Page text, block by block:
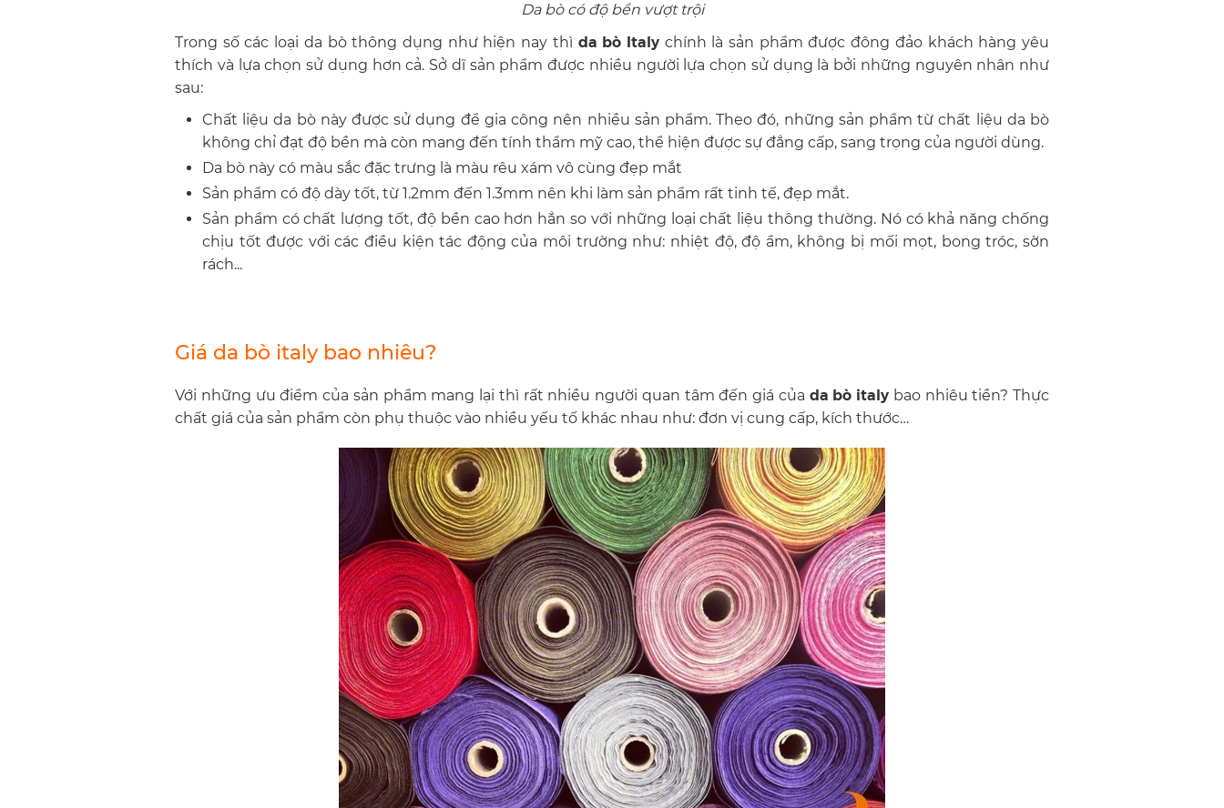
Da bò có độ bền vượt trội
Trong số các loại da bò thông dụng như hiện nay thì da bò Italychính là sản phẩm được đông đảo khách hàng yêu
thích và lựa chọn sử dụng hơn cả. Sở dĩ sản phẩm được nhiều người lựa chọn sử dụng là bởi những nguyên nhân như
sau:
Chất liệu da bò này được sử dụng để gia công nên nhiều sản phẩm. Theo đó, những sản phẩm từ chất liệu da bò
không chỉ đạt độ bền mà còn mang đến tính thẩm mỹ cao, thể hiện được sự đẳng cấp, sang trọng của người dùng.
Da bò này có màu sắc đặc trưng là màu rêu xám vô cùng đẹp mắt
Sản phẩm có độ dày tốt, từ 1.2mm đến 1.3mm nên khi làm sản phẩm rất tinh tế, đẹp mắt.
Sản phẩm có chất lượng tốt, độ bền cao hơn hẳn so với những loại chất liệu thông thường. Nó có khả năng chống
chịu tốt được với các điều kiện tác động của môi trường như: nhiệt độ, độ ẩm, không bị mối mọt, bong tróc, sờn
rách...
Giá da bò italy bao nhiêu?
Với những ưu điểm của sản phẩm mang lại thì rất nhiều người quan tâm đến giá của da bò italy bao nhiêu tiền? Thực
chất giá của sản phẩm còn phụ thuộc vào nhiều yếu tố khác nhau như: đơn vị cung cấp, kích thước…